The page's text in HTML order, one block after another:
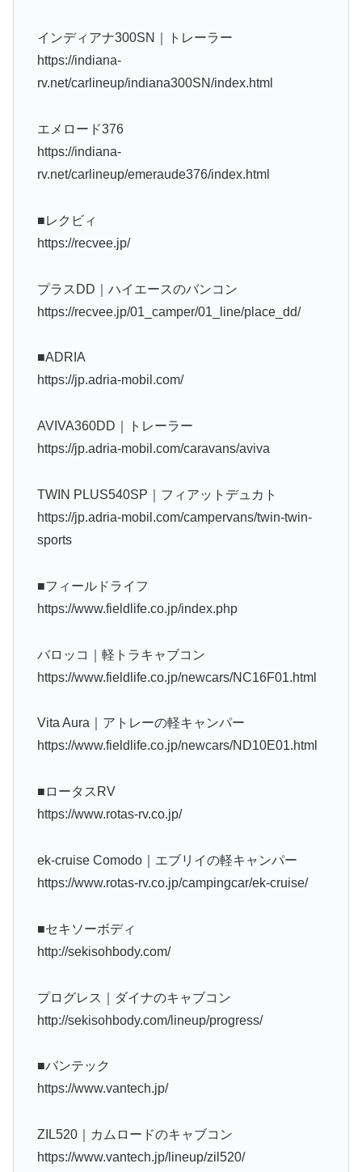
インディアナ300SN｜トレーラー
https://indiana-
rv.net/carlineup/indiana300SN/index.html
エメロード376
https://indiana-
rv.net/carlineup/emeraude376/index.html
■レクビィ
https://recvee.jp/
プラスDD｜ハイエースのバンコン
https://recvee.jp/01_camper/01_line/place_dd/
■ADRIA
https://jp.adria-mobil.com/
AVIVA360DD｜トレーラー
https://jp.adria-mobil.com/caravans/aviva
TWIN PLUS540SP｜フィアットデュカト
https://jp.adria-mobil.com/campervans/twin-twin-
sports
■フィールドライフ
https://www.fieldlife.co.jp/index.php
バロッコ｜軽トラキャブコン
https://www.fieldlife.co.jp/newcars/NC16F01.html
Vita Aura｜アトレーの軽キャンパー
https://www.fieldlife.co.jp/newcars/ND10E01.html
■ロータスRV
https://www.rotas-rv.co.jp/
ek-cruise Comodo｜エブリイの軽キャンパー
https://www.rotas-rv.co.jp/campingcar/ek-cruise/
■セキソーボディ
http://sekisohbody.com/
プログレス｜ダイナのキャブコン
http://sekisohbody.com/lineup/progress/
■バンテック
https://www.vantech.jp/
ZIL520｜カムロードのキャブコン
https://www.vantech.jp/lineup/zil520/